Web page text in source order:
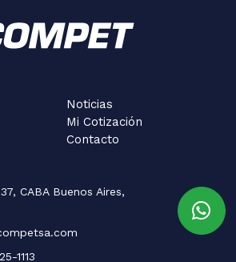
Noticias
Mi Cotización
Contacto
CABA Buenos Aires,
1113